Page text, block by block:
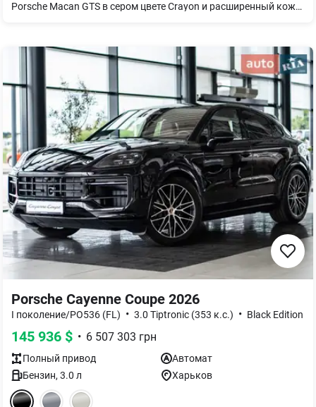
Porsche Macan GTS в сером цвете Crayon и расширенный кожаный пакет цвета Black/Bordeaux Red. Год производства автомобиля - 2026. Дополнительное оборудование: - 7-ступенчатая Porsche Doppelkupplung (PDK) - Система панорамной крыши - Рейлинги на крыше черного цвета - Нижняя часть зеркал SportDesign и основания зеркал черного цвета (глянец) - Усилитель руля Power steering plus - Адаптивная пневматическая подвеска в сочетании с системой активного регулирования жесткости амортизаторов Porsche (PASM) - Пакет Sport Chrono с переключателем режимов - 19-дюймовое запасное колесо - Кожаное спортивное рулевое колесо GT с подогревом - Адаптивные спортивные сиденья спереди (18-позиционные с электроприводом) - Ремни безопасности цвета Bordeaux Red - Подогрев сидений (передних и задних) - Вентиляция сидений (передних) - Электрическая рулевая колонка - Обшивка крыши Race-Tex - BOSE® Surround Sound System - Светодиодные дверные проекторы с логотипом «PORSCHE». - Автоматическое затемнение внутренних и внешних зеркал - Комфортный доступ - Камера заднего вида и круговой обзор - Ассистент изменения полосы движения - Рулонные механические шторки для задних боковых окон
Porsche Cayenne Coupe 2026
I поколение/PO536 (FL) • 3.0 Tiptronic (353 к.с.) • Black Edition
145 936 $ • 6 507 303 грн
Полный привод
Автомат
Бензин, 3.0 л Харьков